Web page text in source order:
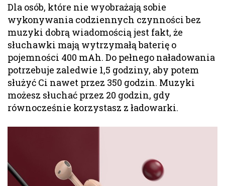
Dla osób, które nie wyobrażają sobie
wykonywania codziennych czynności bez
muzyki dobrą wiadomością jest fakt, że
słuchawki mają wytrzymałą baterię o
pojemności 400 mAh. Do pełnego naładowania
potrzebuje zaledwie 1,5 godziny, aby potem
służyć Ci nawet przez 350 godzin. Muzyki
możesz słuchać przez 20 godzin, gdy
równocześnie korzystasz z ładowarki.